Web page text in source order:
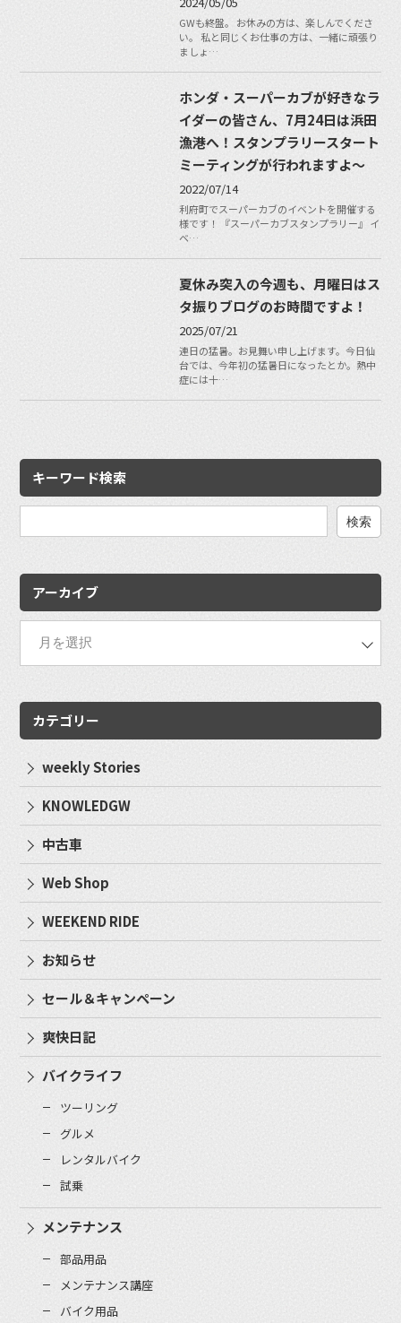
GWも終盤。 お休みの方は、楽しんでくださ
い。 私と同じくお仕事の方は、一緒に頑張り
ましょ…
ホンダ・スーパーカブが好きなラ
イダーの皆さん、7月24日は浜田
漁港へ！スタンプラリースタート
ミーティングが行われますよ〜
2022/07/14
利府町でスーパーカブのイベントを開催する
様です！ 『スーパーカブスタンプラリー』 イ
ベ…
夏休み突入の今週も、月曜日はス
タ振りブログのお時間ですよ！
2025/07/21
連日の猛暑。お見舞い申し上げます。今日仙
台では、今年初の猛暑日になったとか。熱中
症には十…
キーワード検索
アーカイブ
カテゴリー
weekly Stories
KNOWLEDGW
中古車
Web Shop
WEEKEND RIDE
お知らせ
セール＆キャンペーン
爽快日記
バイクライフ
ツーリング
グルメ
レンタルバイク
試乗
メンテナンス
部品用品
メンテナンス講座
バイク用品